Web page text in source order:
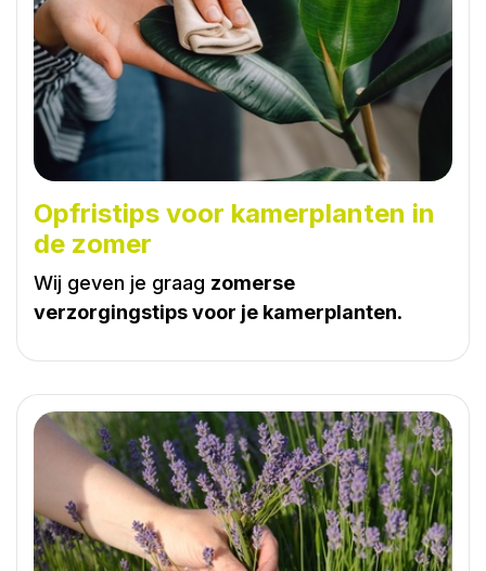
Opfristips voor kamerplanten in
de zomer
Wij geven je graag zomerse
verzorgingstips voor je kamerplanten.